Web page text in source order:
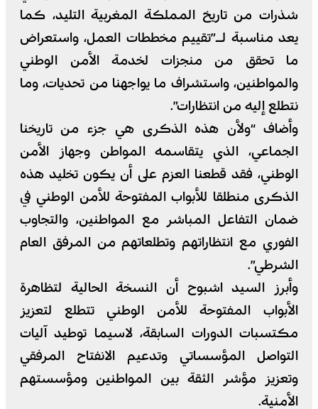
شذرات من تاريخ المملكة المغربية التليد، كما
يعد مناسبة لـ”تقييم مخططات العمل، واستعراض
ما تحقق من منجزات لخدمة الأمن الوطني
والمواطنين، واستشراف ما يواجهنا من تحديات، وما
نتطلع إليه من انتظارات”.
وأضاف “ولأن هذه الذكرى هي جزء من تاريخنا
الجماعي، الذي يتقاسمه المواطن وجهاز الأمن
الوطني، فقد قطعنا العزم على أن يكون تخليد هذه
الذكرى منطلقا للأبواب المفتوحة للأمن الوطني في
ضمان التفاعل المباشر مع المواطنين، والتجاوب
الفوري مع انتظاراتهم وتطلعاتهم من المرفق العام
الشرطي”.
وأبرز السيد اشبوح أن النسخة الحالية لتظاهرة
الأبواب المفتوحة للأمن الوطني تتطلع لتعزيز
مكتسبات الدورات السابقة، لاسيما توطيد آليات
التواصل المؤسساتي وتدعيم الانفتاح المرفقي
وتعزيز مؤشر الثقة بين المواطنين ومؤسستهم
الأمنية.